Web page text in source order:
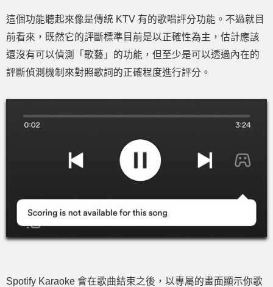
這個功能聽起來像是傳統 KTV 有的歌唱評分功能。不過就目
前看來，既然它的評斷標準目前是以正確性為主，估計應該
還沒有可以偵測「歌藝」的功能，但至少是可以透過內在的
評斷偵測機制來對照歌詞的正確程度進行評分。
Spotify Karaoke 會在歌曲結束之後，以專屬的畫面顯示你歌